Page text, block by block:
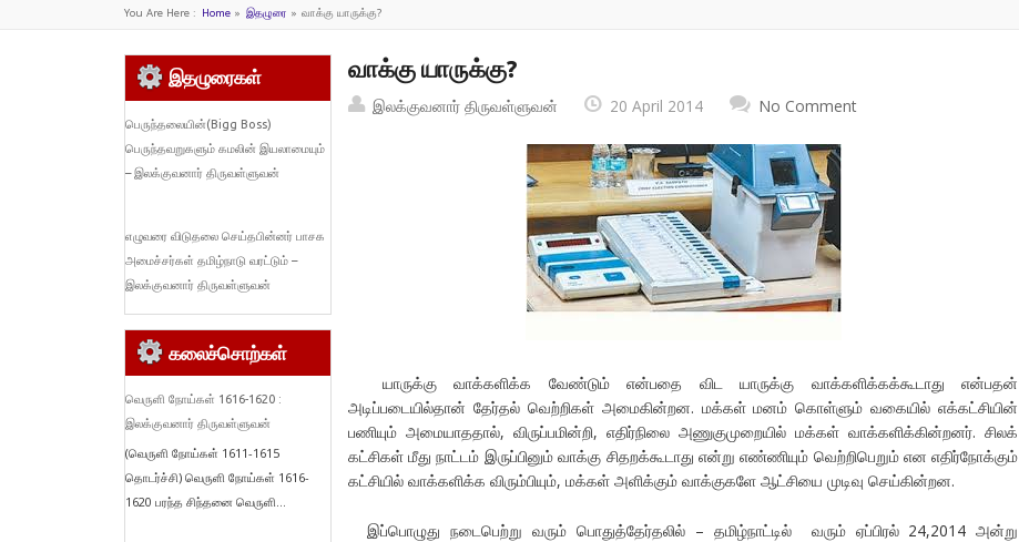
You Are Here : Home» இதழுரை » வாக்கு யாருக்கு?
வாக்கு யாருக்கு?
இலக்குவனார் திருவள்ளுவன் 20 April 2014 No Comment
யாருக்கு வாக்களிக்க வேண்டும் என்பதை விட யாருக்கு வாக்களிக்கக்கூடாது என்பதன்
அடிப்படையில்தான் தேர்தல் வெற்றிகள் அமைகின்றன. மக்கள் மனம் கொள்ளும் வகையில் எக்கட்சியின்
பணியும் அமையாததால், விருப்பமின்றி, எதிர்நிலை அணுகுமுறையில் மக்கள் வாக்களிக்கின்றனர். சிலக்
கட்சிகள் மீது நாட்டம் இருப்பினும் வாக்கு சிதறக்கூடாது என்று எண்ணியும் வெற்றிபெறும் என எதிர்நோக்கும்
கட்சியில் வாக்களிக்க விரும்பியும், மக்கள் அளிக்கும் வாக்குகளே ஆட்சியை முடிவு செய்கின்றன.
இப்பொழுது நடைபெற்று வரும் பொதுத்தேர்தலில் – தமிழ்நாட்டில் வரும் ஏப்பிரல் 24,2014 அன்று
இதழுரைகள்
பெருந்தலையின்(Bigg Boss)
பெருந்தவறுகளும் கமலின் இயலாமையும்
– இலக்குவனார் திருவள்ளுவன்
எழுவரை விடுதலை செய்தபின்னர் பாசக
அமைச்சர்கள் தமிழ்நாடு வரட்டும் –
இலக்குவனார் திருவள்ளுவன்
கலைச்சொற்கள்
வெருளி நோய்கள் 1616-1620 :
இலக்குவனார் திருவள்ளுவன்
(வெருளி நோய்கள் 1611-1615
தொடர்ச்சி) வெருளி நோய்கள் 1616-
1620 பரந்த சிந்தனை வெருளி...